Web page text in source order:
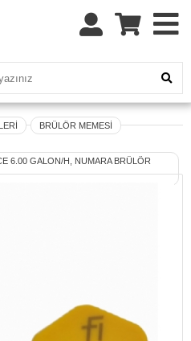
BRÜLÖR MEMESİ
6.00 GALON/H, NUMARA BRÜLÖR